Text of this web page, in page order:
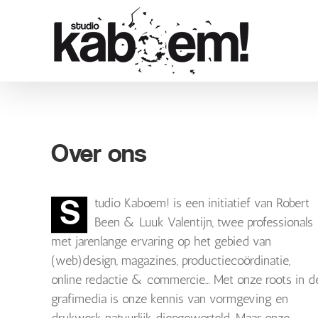
Over ons
S
tudio Kaboem! is een initiatief van Robert
Been & Luuk Valentijn, twee professionals
met jarenlange ervaring op het gebied van
(web)design, magazines, productiecoördinatie,
online redactie & commercie… Met onze roots in
grafimedia is onze kennis van vormgeving en